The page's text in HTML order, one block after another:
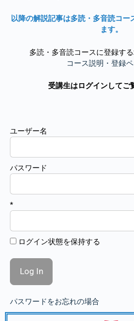
以降の解説記事は多読・多音読コー
ます。
多読・多音読コースに登録す
コース説明・登録
受講生はログインしてご
ユーザー名
パスワード
*
ログイン状態を保持する
パスワードをお忘れの場合